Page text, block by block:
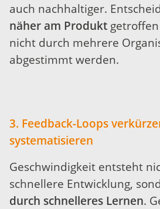
auch nachhaltiger.
näher am Produkt
nicht durch mehrere
abgestimmt werden.
3. Feedback-Loops
systematisieren
Geschwindigkeit entsteht
schnellere Entwicklung,
durch schnelleres Lernen.